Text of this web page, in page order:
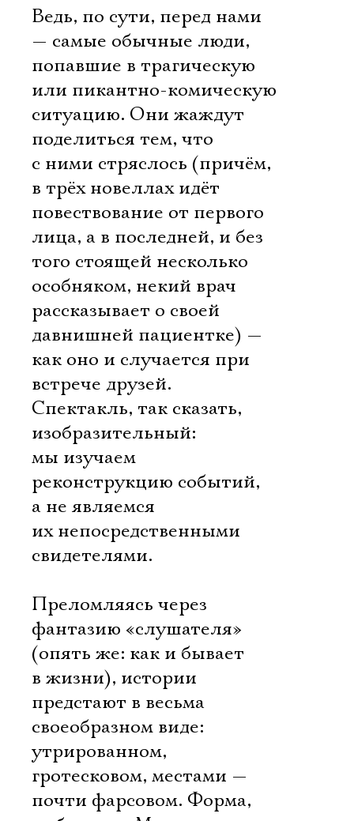
Ведь, по сути, перед нами
— самые обычные люди,
попавшие в трагическую
или пикантно-комическую
ситуацию. Они жаждут
поделиться тем, что
с ними стряслось (причём,
в трёх новеллах идёт
повествование от первого
лица, а в последней, и без
того стоящей несколько
особняком, некий врач
рассказывает о своей
давнишней пациентке) —
как оно и случается при
встрече друзей.
Спектакль, так сказать,
изобразительный:
мы изучаем
реконструкцию событий,
а не являемся
их непосредственными
свидетелями.
Преломляясь через
фантазию «слушателя»
(опять же: как и бывает
в жизни), истории
предстают в весьма
своеобразном виде:
утрированном,
гротесковом, местами —
почти фарсовом. Форма,